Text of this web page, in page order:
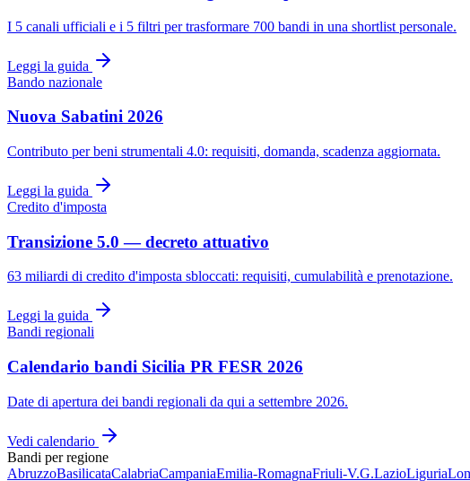
I 5 canali ufficiali e i 5 filtri per trasformare 700 bandi in una shortlist personale.
Leggi la guida
Bando nazionale
Nuova Sabatini 2026
Contributo per beni strumentali 4.0: requisiti, domanda, scadenza aggiornata.
Leggi la guida
Credito d'imposta
Transizione 5.0 — decreto attuativo
63 miliardi di credito d'imposta sbloccati: requisiti, cumulabilità e prenotazione.
Leggi la guida
Bandi regionali
Calendario bandi Sicilia PR FESR 2026
Date di apertura dei bandi regionali da qui a settembre 2026.
Vedi calendario
Bandi per regione
AbruzzoBasilicataCalabriaCampaniaEmilia-RomagnaFriuli-V.G.LazioLiguria